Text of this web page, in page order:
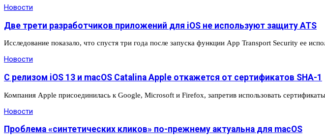
Новости
Две трети разработчиков приложений для iOS не используют защиту ATS
Исследование показало, что спустя три года после запуска функции App Transport Security ее
Новости
С релизом iOS 13 и macOS Catalina Apple откажется от сертификатов SHA-1
Компания Apple присоединилась к Google, Microsoft и Firefox, запретив использовать
Новости
Проблема «синтетических кликов» по-прежнему актуальна для macOS